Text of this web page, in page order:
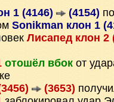
1 (4146) (4154)
Sonikman клон 1
Лисапед клон 2
отошёл вбок от
(3653)